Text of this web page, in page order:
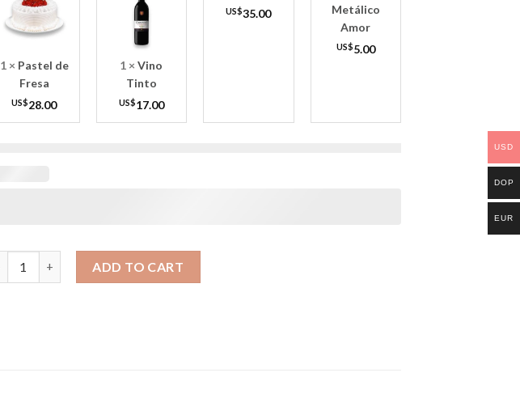
1× Pastel de
Fresa
US$28.00
1 ×Vino
Tinto
US$17.00
US$35.00
Metálico
Amor
US$5.00
ADD TO CART
USD
DOP
EUR